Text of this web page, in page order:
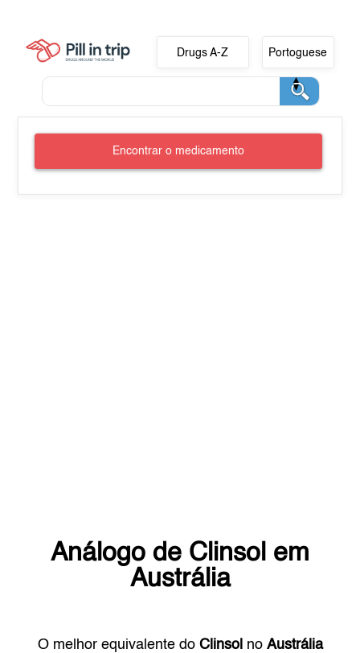
Drugs A-Z Portoguese
Encontrar o medicamento
Análogo de Clinsol em
Austrália
O melhor equivalente do Clinsol no Austrália